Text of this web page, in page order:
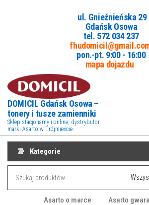
ul. Gnieźnieńska 29
Gdańsk Osowa
tel. 572 034 237
pon.-pt. 9:00 - 16:00
mapa dojazdu
DOMICIL Gdańsk Osowa –
tonery i tusze zamienniki
Sklep stacjonarny i online, dystrybutor
marki Asarto w Trójmieście.
Kategorie
Asarto o marce Asarto